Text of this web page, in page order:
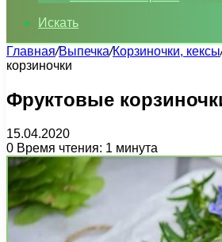
Искать
Главная/Выпечка/Корзиночки, кексы
корзиночки
Фруктовые
15.04.2020
0 Время чтения: 1 минута